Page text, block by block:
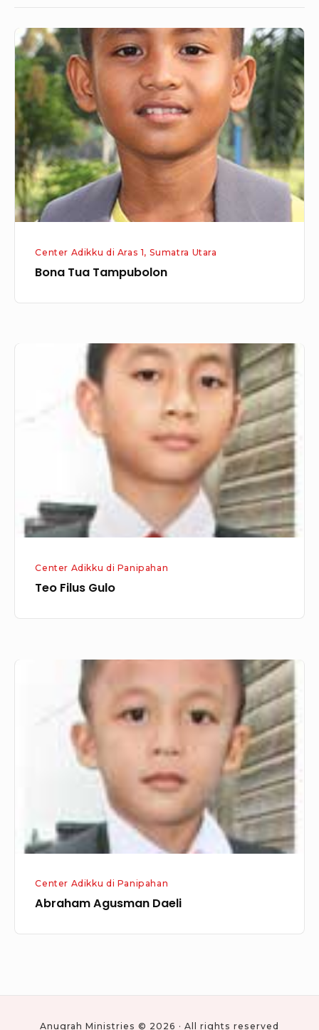
Bona
Tua
Tampubolon
Center Adikku di Aras 1, Sumatra Utara
Bona Tua Tampubolon
Center Adikku di Panipahan
Teo Filus Gulo
Center Adikku di Panipahan
Abraham Agusman Daeli
Anugrah Ministries © 2026 · All rights reserved